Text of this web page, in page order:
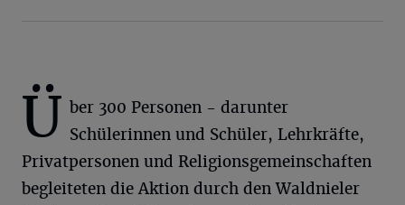
Ü ber 300 Personen - darunter
Schülerinnen und Schüler, Lehrkräfte,
Privatpersonen und Religionsgemeinschaften
begleiteten die Aktion durch den Waldnieler